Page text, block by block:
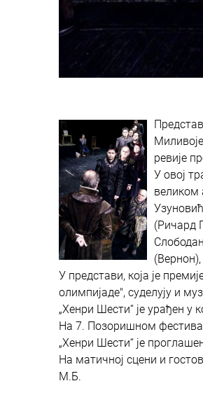
ревије
У овој
великом
(Ричард
У представи, која је
олимпијаде", суделују и
„Хенри Шести“ је урађен у
На 7. Позоришном
„Хенри Шести“ је
На матичној сцени и
М.Б.